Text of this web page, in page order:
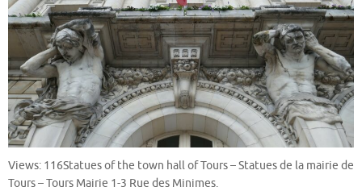
Views: 116Statues of the town hall of Tours – Statues de la mairie de
Tours – Tours Mairie 1-3 Rue des Minimes.